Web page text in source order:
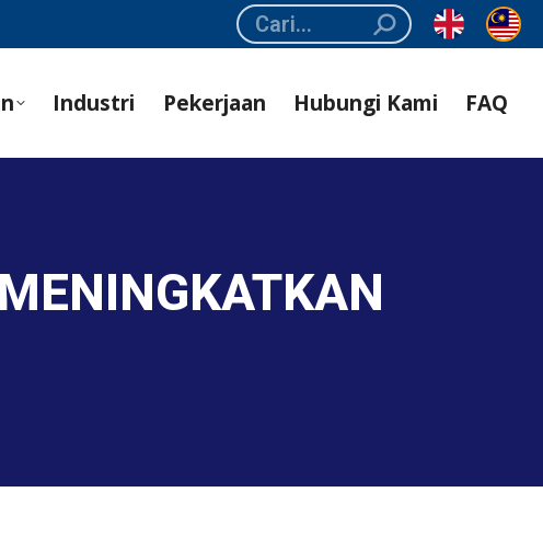
Search:
Industri Pekerjaan Hubungi Kami FAQ